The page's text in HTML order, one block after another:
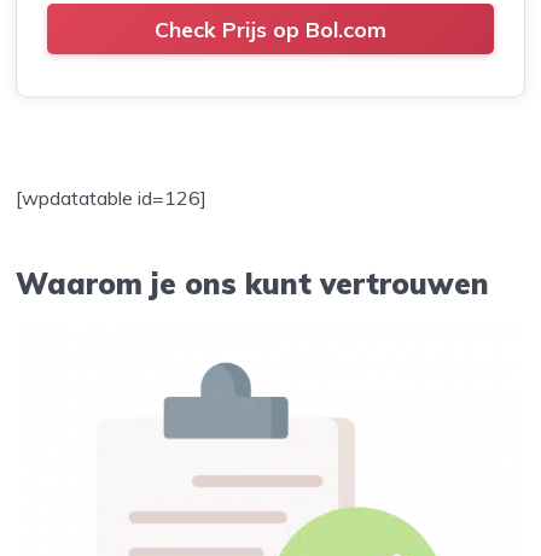
Check Prijs op Bol.com
[wpdatatable id=126]
Waarom je ons kunt vertrouwen